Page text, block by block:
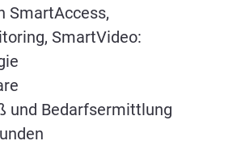
SmartAccess,
SmartVideo:
und Bedarfsermittlung